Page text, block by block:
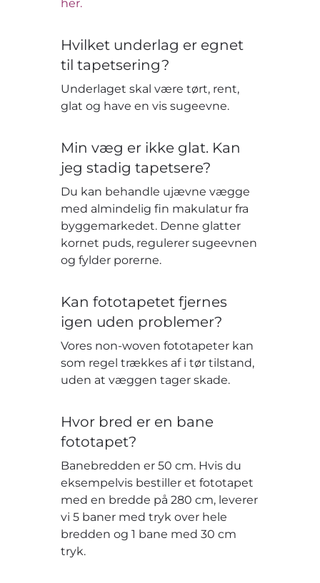
her.
Hvilket underlag er egnet
til tapetsering?
Underlaget skal være tørt, rent,
glat og have en vis sugeevne.
Min væg er ikke glat. Kan
jeg stadig tapetsere?
Du kan behandle ujævne vægge
med almindelig fin makulatur fra
byggemarkedet. Denne glatter
kornet puds, regulerer sugeevnen
og fylder porerne.
Kan fototapetet fjernes
igen uden problemer?
Vores non-woven fototapeter kan
som regel trækkes af i tør tilstand,
uden at væggen tager skade.
Hvor bred er en bane
fototapet?
Banebredden er 50 cm. Hvis du
eksempelvis bestiller et fototapet
med en bredde på 280 cm, leverer
vi 5 baner med tryk over hele
bredden og 1 bane med 30 cm
tryk.